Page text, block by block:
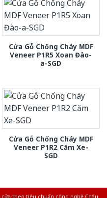
Cửa Gỗ Chống Cháy MDF
Veneer P1R5 Xoan Đào-
a-SGD
Cửa Gỗ Chống Cháy MDF
Veneer P1R2 Căm Xe-
SGD
theo tiêu chuẩn công nghệ Châu